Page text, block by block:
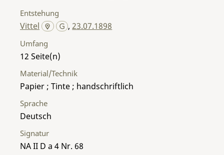
Entstehung
Vittel ,23.07.1898
Umfang
12
Material/Technik
Papier ; Tinte ; handschriftlich
Sprache
Deutsch
Signatur
NA II D a 4 Nr. 68